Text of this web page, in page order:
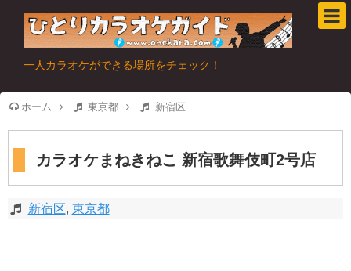
一人カラオケができる場所をチェック！
ホーム 東京都 新宿区
カラオケまねきねこ 新宿歌舞伎町2号店
新宿区, 東京都